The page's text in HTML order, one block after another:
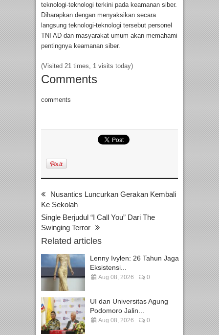
teknologi-teknologi terkini pada keamanan siber.
Diharapkan dengan menyaksikan secara
langsung teknologi-teknologi tersebut personel
TNI AD dan masyarakat umum akan memahami
pentingnya keamanan siber.
(Visited 21 times, 1 visits today)
Comments
comments
Nusantics Luncurkan Gerakan Kembali
Ke Sekolah
Single Berjudul “I Call You” Dari The
Swinging Terror
Related articles
Lenny Ivylen: 26 Tahun Jaga
Eksistensi...
Aug 08, 2026 0
UI dan Universitas Agung
Podomoro Jalin...
Aug 08, 2026 0